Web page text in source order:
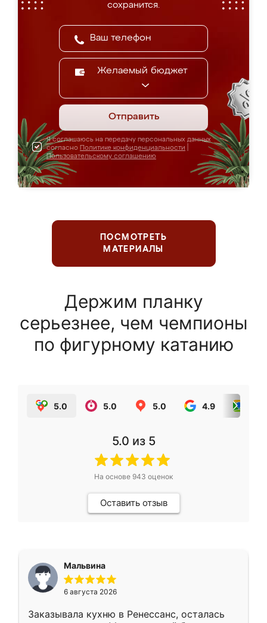
сохранится.
Желаемый бюджет
Отправить
Я соглашаюсь на передачу персональных данных
согласно Политике конфиденциальности
Пользовательскому соглашению
ПОСМОТРЕТЬ
МАТЕРИАЛЫ
Держим планку
серьезнее, чем чемпионы
по фигурному катанию
5.0 5.0 5.0 4.9
5.0 из 5
На основе 943 оценок
Оставить отзыв
Мальвина
6 августа 2026
Заказывала кухню в Ренессанс, осталась